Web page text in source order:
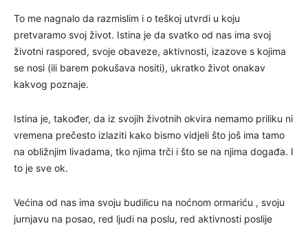
To me nagnalo da razmislim i o teškoj utvrdi u koju
pretvaramo svoj život. Istina je da svatko od nas ima svoj
životni raspored, svoje obaveze, aktivnosti, izazove s kojima
se nosi (ili barem pokušava nositi), ukratko život onakav
kakvog poznaje.
Istina je, također, da iz svojih životnih okvira nemamo priliku ni
vremena prečesto izlaziti kako bismo vidjeli što još ima tamo
na obližnjim livadama, tko njima trči i što se na njima događa. I
to je sve ok.
Većina od nas ima svoju budilicu na noćnom ormariću , svoju
jurnjavu na posao, red ljudi na poslu, red aktivnosti poslije